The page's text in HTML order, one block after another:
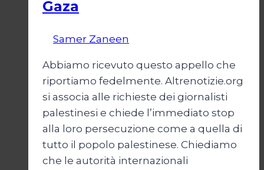
Gaza
Samer Zaneen
Abbiamo ricevuto questo appello che
riportiamo fedelmente. Altrenotizie.org
si associa alle richieste dei giornalisti
palestinesi e chiede l’immediato stop
alla loro persecuzione come a quella di
tutto il popolo palestinese. Chiediamo
che le autorità internazionali